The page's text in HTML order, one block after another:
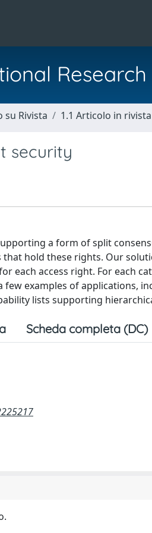
su Rivista 1.1 Articolo in rivista
security
a form of split
hold these rights. Our
each access right. For each
examples of applications,
lists supporting
Scheda completa (DC)